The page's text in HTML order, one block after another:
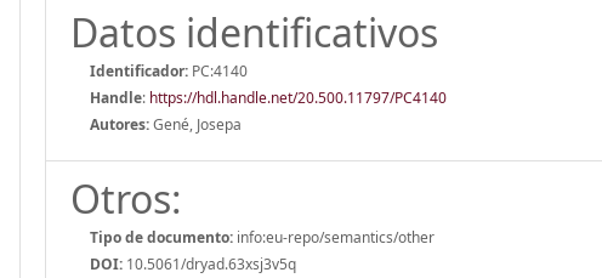
Datos identificativos
Identificador: PC:4140
Handle: https://hdl.handle.net/20.500.11797/PC4140
Autores:Gené, Josepa
Otros:
Tipo de documento: info:eu-repo/semantics/other
DOI: 10.5061/dryad.63xsj3v5q